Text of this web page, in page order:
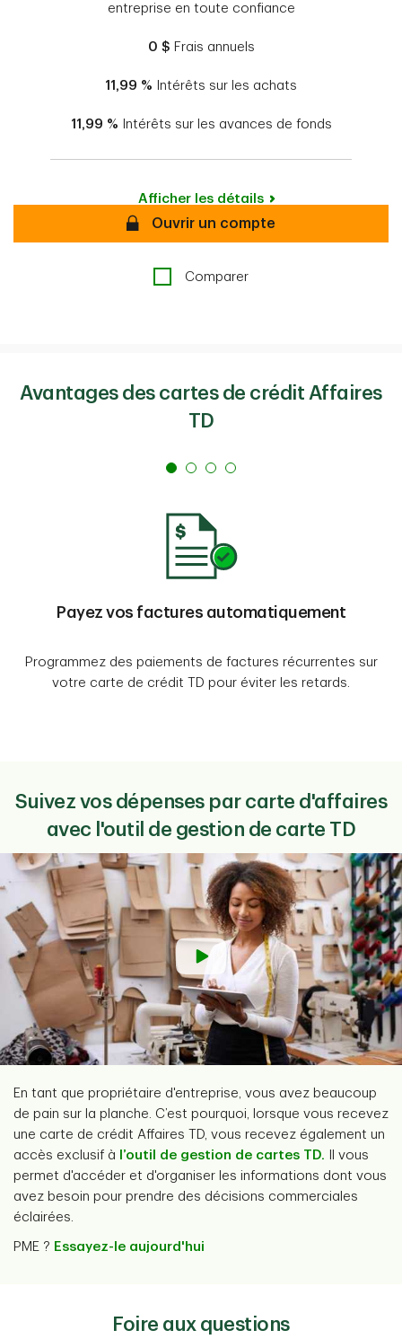
entreprise en toute confiance
0 $ Frais annuels
11,99 % Intérêts sur les achats
11,99 % Intérêts sur les avances de fonds
Afficher les détails
SecureOuvrir un compte
Comparer
Avantages des cartes de crédit Affaires
TD
Payez vos factures automatiquement
Programmez des paiements de factures récurrentes sur
votre carte de crédit TD pour éviter les retards.
Suivez vos dépenses par carte d'affaires
avec l'outil de gestion de carte TD
En tant que propriétaire d'entreprise, vous avez beaucoup
de pain sur la planche. C’est pourquoi, lorsque vous recevez
une carte de crédit Affaires TD, vous recevez également un
accès exclusif à
l’outil de gestion de cartes TD. Il vous
permet d'accéder et d'organiser les informations dont vous
avez besoin pour prendre des décisions commerciales
éclairées.
PME ? Essayez-le aujourd'hui
Foire aux questions